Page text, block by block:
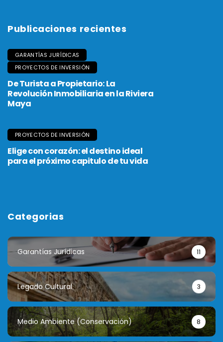
Publicaciones recientes
GARANTÍAS JURÍDICAS
PROYECTOS DE INVERSIÓN
De Turista a Propietario: La
Revolución Inmobiliaria en la Riviera
Maya
PROYECTOS DE INVERSIÓN
Elige con corazón: el destino ideal
para el próximo capitulo de tu vida
Categorias
Garantías Jurídicas 11
Legado Cultural 3
Medio Ambiente (conservación) 8